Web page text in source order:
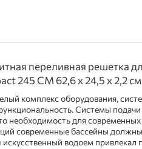
переливная решетка
245 CM 62,6 x 24,5 x 2,2 см
комплекс оборудования,
Системы
необходимость для
современные бассейны
водоем привлекал